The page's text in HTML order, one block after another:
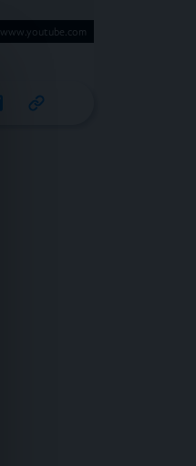
www.youtube.com